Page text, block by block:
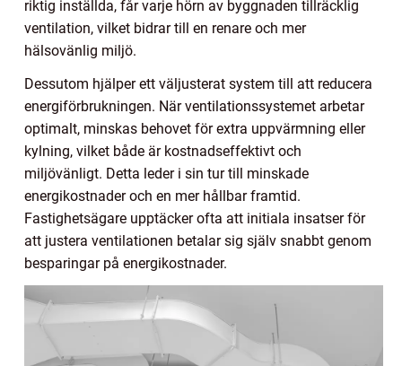
riktig inställda, får varje hörn av byggnaden tillräcklig
ventilation, vilket bidrar till en renare och mer
hälsovänlig miljö.
Dessutom hjälper ett väljusterat system till att reducera
energiförbrukningen. När ventilationssystemet arbetar
optimalt, minskas behovet för extra uppvärmning eller
kylning, vilket både är kostnadseffektivt och
miljövänligt. Detta leder i sin tur till minskade
energikostnader och en mer hållbar framtid.
Fastighetsägare upptäcker ofta att initiala insatser för
att justera ventilationen betalar sig själv snabbt genom
besparingar på energikostnader.